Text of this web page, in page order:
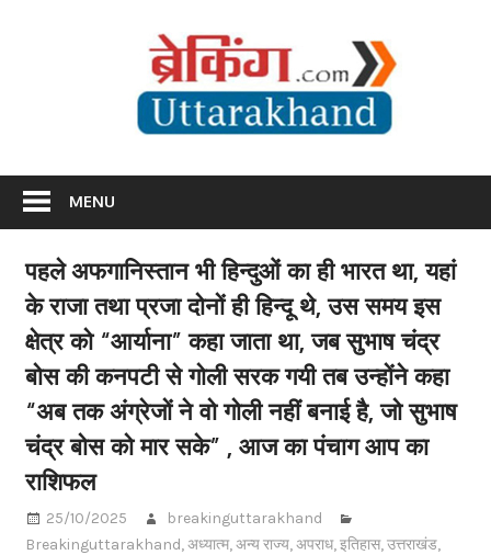
MENU
पहले अफगानिस्तान भी हिन्दुओं का ही भारत था, यहां
के राजा तथा प्रजा दोनों ही हिन्दू थे, उस समय इस
क्षेत्र को “आर्याना” कहा जाता था, जब सुभाष चंद्र
बोस की कनपटी से गोली सरक गयी तब उन्होंने कहा
“अब तक अंग्रेजों ने वो गोली नहीं बनाई है, जो सुभाष
चंद्र बोस को मार सके”‌‌ , आज का पंचाग आप का
राशिफल
25/10/2025
breakinguttarakhand
Breakinguttarakhand,अध्यात्म,अन्य राज्य,अपराध,इतिहास,उत्तराखंड,